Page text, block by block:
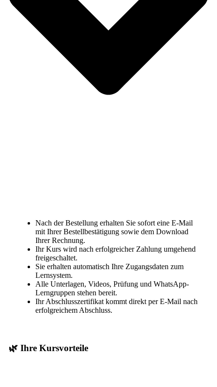
Nach der Bestellung erhalten Sie sofort eine E-Mail
mit Ihrer Bestellbestätigung sowie dem Download
Ihrer Rechnung.
Ihr Kurs wird nach erfolgreicher Zahlung umgehend
freigeschaltet.
Sie erhalten automatisch Ihre Zugangsdaten zum
Lernsystem.
Alle Unterlagen, Videos, Prüfung und WhatsApp-
Lerngruppen stehen bereit.
Ihr Abschlusszertifikat kommt direkt per E-Mail nach
erfolgreichem Abschluss.
🌿 Ihre Kursvorteile